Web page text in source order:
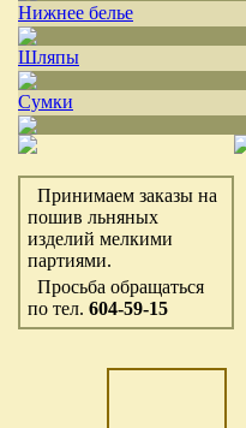
Нижнее белье
Шляпы
Сумки
Принимаем заказы на
пошив льняных
изделий мелкими
партиями.
Просьба обращаться
по тел. 604-59-15